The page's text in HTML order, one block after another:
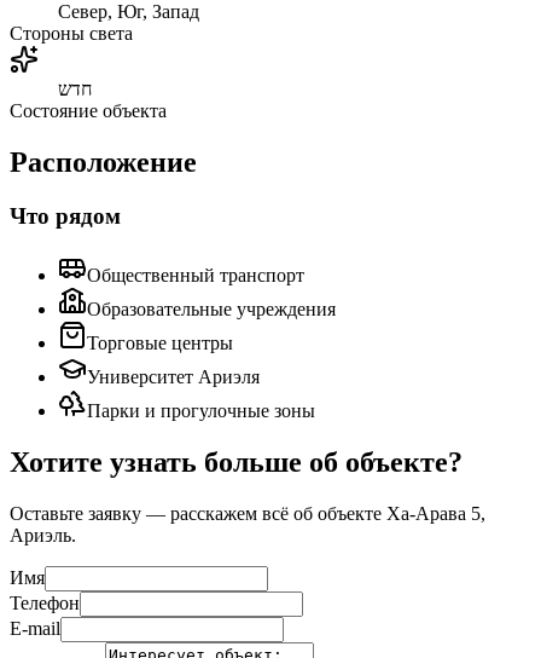
Север, Юг, Запад
Стороны света
חדש
Состояние объекта
Расположение
Что рядом
Общественный транспорт
Образовательные учреждения
Торговые центры
Университет Ариэля
Парки и прогулочные зоны
Хотите узнать больше об объекте?
Оставьте заявку — расскажем всё об объекте Ха-Арава 5,
Ариэль.
Имя
Телефон
E-mail